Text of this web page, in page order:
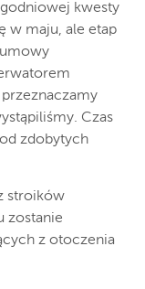
kwesty
w maju, ale etap
Czas
zdobytych
stroików
zostanie
z otoczenia